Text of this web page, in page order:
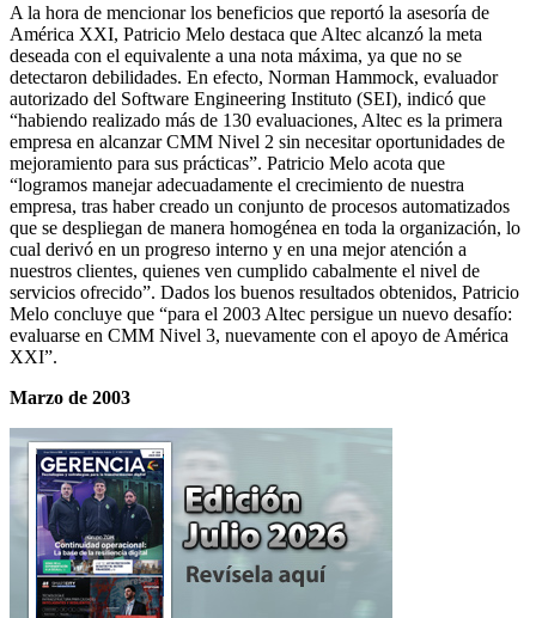
A la hora de mencionar los beneficios que reportó la asesoría de
América XXI, Patricio Melo destaca que Altec alcanzó la meta
deseada con el equivalente a una nota máxima, ya que no se
detectaron debilidades. En efecto, Norman Hammock, evaluador
autorizado del Software Engineering Instituto (SEI), indicó que
“habiendo realizado más de 130 evaluaciones, Altec es la primera
empresa en alcanzar CMM Nivel 2 sin necesitar oportunidades de
mejoramiento para sus prácticas”. Patricio Melo acota que
“logramos manejar adecuadamente el crecimiento de nuestra
empresa, tras haber creado un conjunto de procesos automatizados
que se despliegan de manera homogénea en toda la organización, lo
cual derivó en un progreso interno y en una mejor atención a
nuestros clientes, quienes ven cumplido cabalmente el nivel de
servicios ofrecido”. Dados los buenos resultados obtenidos, Patricio
Melo concluye que “para el 2003 Altec persigue un nuevo desafío:
evaluarse en CMM Nivel 3, nuevamente con el apoyo de América
XXI”.
Marzo de 2003